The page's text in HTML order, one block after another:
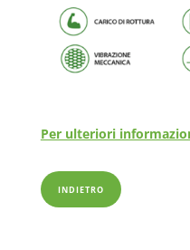
Per ulteriori
INDIETRO